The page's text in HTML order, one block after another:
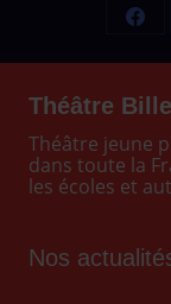
sur
Théâtre
Théâtre jeune
dans toute la
les écoles et
Nos